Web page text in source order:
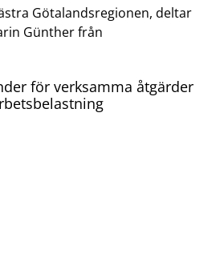
Götalandsregionen, deltar
Günther från
för verksamma åtgärder